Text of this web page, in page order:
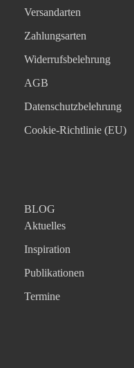
Versandarten
Zahlungsarten
Widerrufsbelehrung
AGB
Datenschutzbelehrung
Cookie-Richtlinie (EU)
BLOG
Aktuelles
Inspiration
Publikationen
Termine